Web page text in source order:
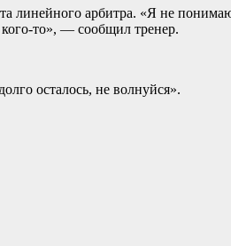
линейного арбитра. «Я не
— сообщил тренер.
осталось, не волнуйся».